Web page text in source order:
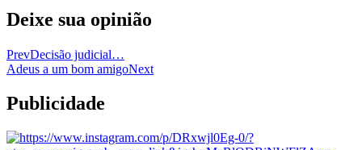
Deixe sua opinião
PrevDecisão judicial…
Adeus a um bom amigoNext
Publicidade